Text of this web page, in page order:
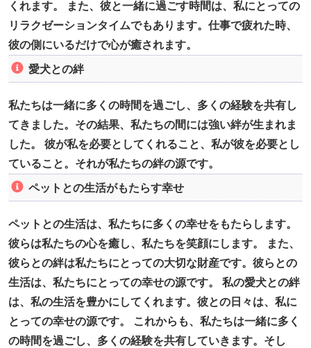
くれます。 また、彼と一緒に過ごす時間は、私にとっての
リラクゼーションタイムでもあります。仕事で疲れた時、
彼の側にいるだけで心が癒されます。
愛犬との絆
私たちは一緒に多くの時間を過ごし、多くの経験を共有し
てきました。その結果、私たちの間には強い絆が生まれま
した。 彼が私を必要としてくれること、私が彼を必要とし
ていること。それが私たちの絆の源です。
ペットとの生活がもたらす幸せ
ペットとの生活は、私たちに多くの幸せをもたらします。
彼らは私たちの心を癒し、私たちを笑顔にします。 また、
彼らとの絆は私たちにとっての大切な財産です。彼らとの
生活は、私たちにとっての幸せの源です。 私の愛犬との絆
は、私の生活を豊かにしてくれます。彼との日々は、私に
とっての幸せの源です。 これからも、私たちは一緒に多く
の時間を過ごし、多くの経験を共有していきます。そし